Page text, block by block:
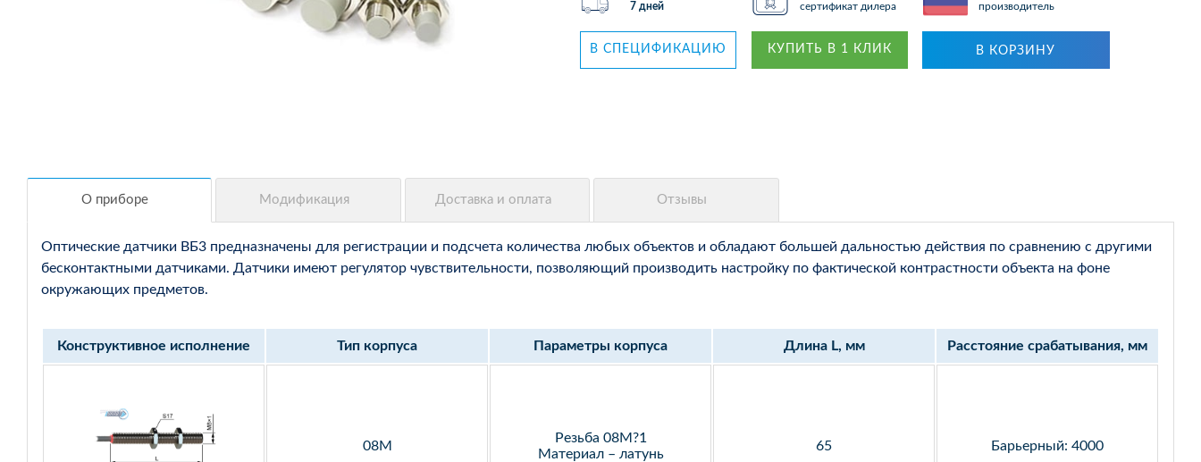
7 дней
сертификат дилера
производитель
В СПЕЦИФИКАЦИЮ КУПИТЬ В 1 КЛИК В КОРЗИНУ
Оптические датчики ВБ3 предназначены для регистрации и подсчета количества любых объектов и обладают большей дальностью действия по сравнению с другими
бесконтактными датчиками. Датчики имеют регулятор чувствительности, позволяющий производить настройку по фактической контрастности объекта на фоне
окружающих предметов.
Конструктивное исполнение Тип корпуса Параметры корпуса Длина L, мм Расстояние срабатывания, мм
08М
Резьба 08М?1
Материал – латунь
65 Барьерный: 4000